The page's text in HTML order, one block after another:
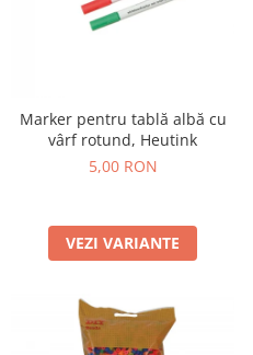
Marker pentru tablă albă cu
vârf rotund, Heutink
5,00 RON
VEZI VARIANTE